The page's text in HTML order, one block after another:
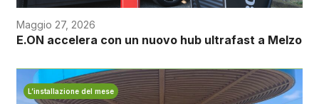
Maggio 27, 2026
E.ON accelera con un nuovo hub ultrafast a Melzo
L’installazione del mese